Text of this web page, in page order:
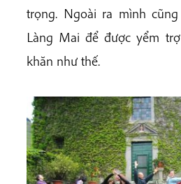
trọng. Ngoài ra mình
Làng Mai để được yểm
khăn như thế.